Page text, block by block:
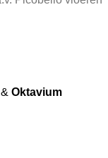
&Oktavium